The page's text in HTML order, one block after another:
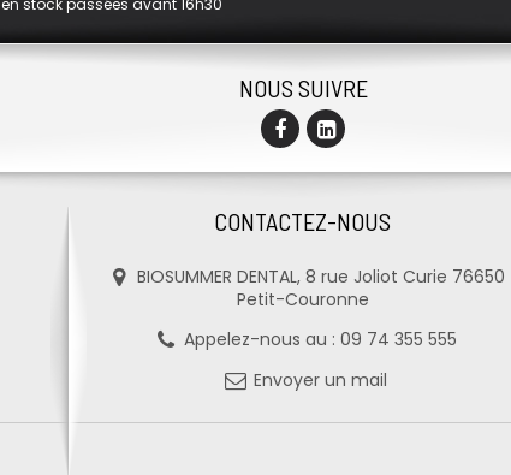
en stock passées avant 16h30
NOUS SUIVRE
CONTACTEZ-NOUS
BIOSUMMER DENTAL, 8 rue Joliot Curie 76650
Petit-Couronne
Appelez-nous au :09 74 355 555
Envoyer un mail